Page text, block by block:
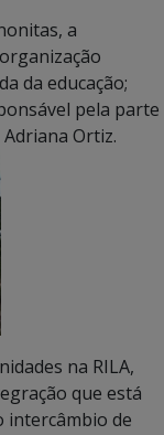
a
da educação;
pela parte
Ortiz.
na RILA,
que está
intercâmbio de